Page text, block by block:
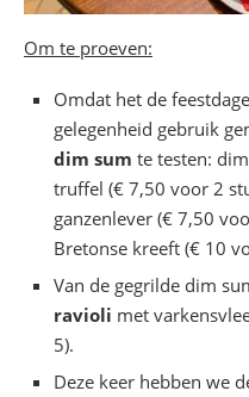
Om te proeven:
Omdat het de
gelegenheid gebruik
dim sum te testen:
truffel (€ 7,50 voor 2
ganzenlever (€ 7,50
Bretonse kreeft (€ 10
Van de gegrilde dim
ravioli met
5).
Deze keer hebben we